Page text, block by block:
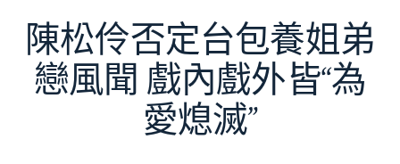
陳松伶否定台包養姐弟
戀風聞 戲內戲外皆“為
愛熄滅”